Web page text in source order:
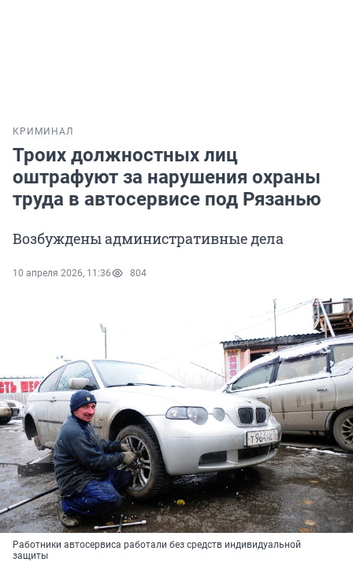
КРИМИНАЛ
Троих должностных лиц
оштрафуют за нарушения охраны
труда в автосервисе под Рязанью
Возбуждены административные дела
10 апреля 2026, 11:36 804
Работники автосервиса работали без средств индивидуальной
защиты